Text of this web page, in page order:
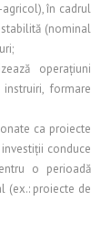
în cadrul
(nominal
operațiuni
formare
ca proiecte
conduce
o perioadă
(ex.: proiecte de